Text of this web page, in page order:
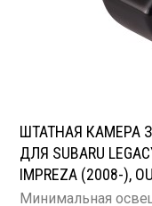
ШТАТНАЯ КАМЕРА
ДЛЯ SUBARU
IMPREZA (2008-),
Минимальная